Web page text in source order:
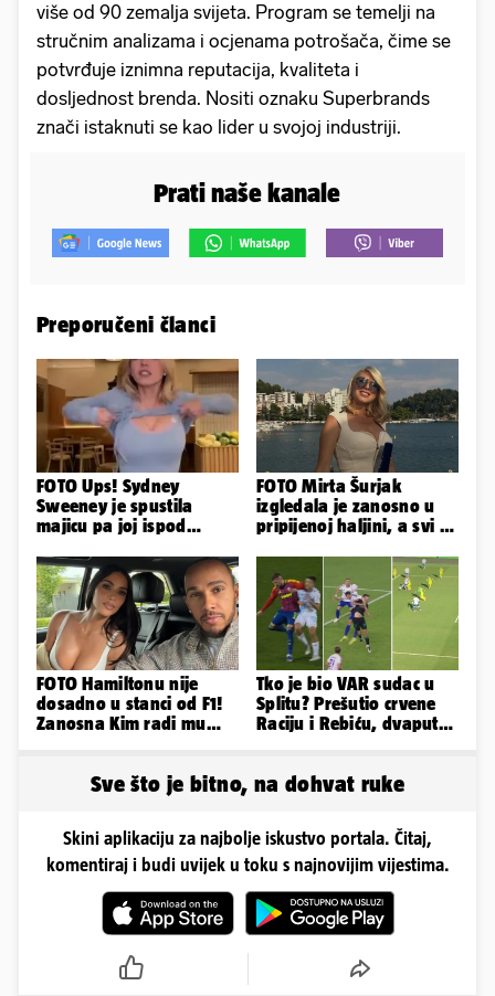
više od 90 zemalja svijeta. Program se temelji na
stručnim analizama i ocjenama potrošača, čime se
potvrđuje iznimna reputacija, kvaliteta i
dosljednost brenda. Nositi oznaku Superbrands
znači istaknuti se kao lider u svojoj industriji.
Prati naše kanale
Preporučeni članci
FOTO Ups! Sydney
Sweeney je spustila
majicu pa joj ispod
bujne grudi
FOTO Mirta Šurjak
izgledala je zanosno u
pripijenoj haljini, a svi su
FOTO Hamiltonu nije
dosadno u stanci od F1!
Zanosna Kim radi mu
Tko je bio VAR sudac u
Splitu? Prešutio crvene
Raciju i Rebiću, dvaput
Sve što je bitno, na dohvat ruke
Skini aplikaciju za najbolje iskustvo portala. Čitaj,
komentiraj i budi uvijek u toku s najnovijim vijestima.
Odaberi temu koju želiš pratiti